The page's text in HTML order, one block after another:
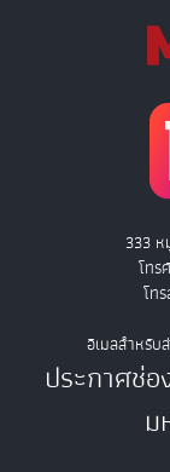
333 ห
โท
โท
อีเมลสำหรับ
ประกาศช่
ม